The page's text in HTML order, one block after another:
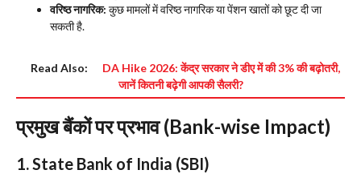
वरिष्ठ नागरिक: कुछ मामलों में वरिष्ठ नागरिक या पेंशन खातों को छूट दी जा
सकती है.
Read Also:
DA Hike 2026: केंद्र सरकार ने डीए में की 3% की बढ़ोतरी,
जानें कितनी बढ़ेगी आपकी सैलरी?
प्रमुख बैंकों पर प्रभाव (Bank-wise Impact)
1. State Bank of India (SBI)